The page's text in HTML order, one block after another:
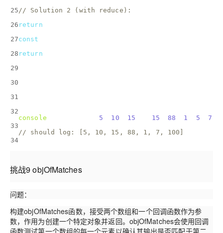
25
26
27
28
29
30
31
32
33
34
// Solution 2 (with reduce):
return
const
return
console 5 10 15 15 88 1 5 7
// should log: [5, 10, 15, 88, 1, 7, 100]
挑战9 objOfMatches
问题：
构建objOfMatches函数，接受两个数组和一个回调函数作为参
数，作用为创建一个特定对象并返回。objOfMatches会使用回调
函数测试第一个数组的每一个元素以确认其输出是否匹配于第二